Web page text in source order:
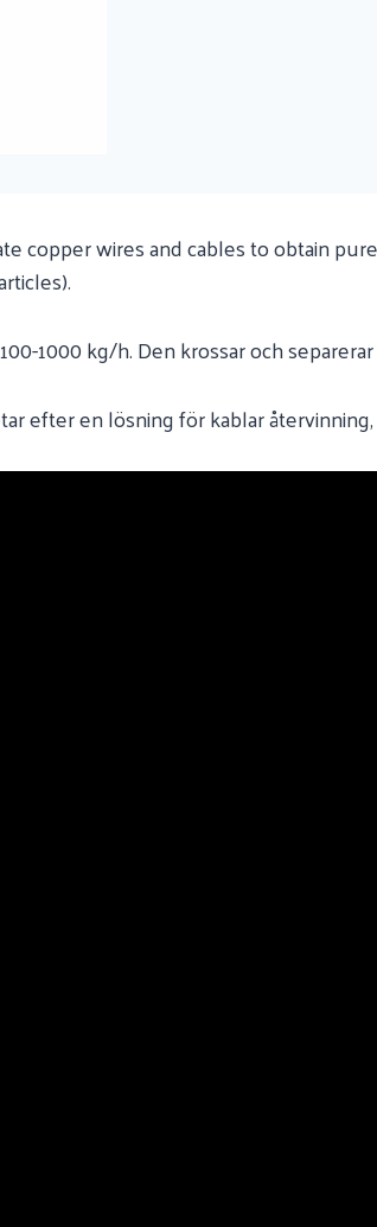
copper wires and cables to obtain
1000 kg/h. Den krossar och
efter en lösning för kablar